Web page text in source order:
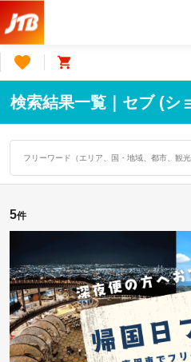
検索結果一覧｜セブ (シ
5件